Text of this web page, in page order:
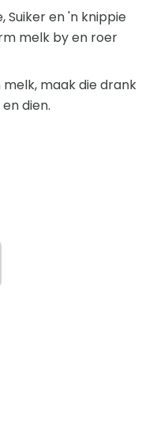
Suiker en 'n knippie
melk by en roer
maak die drank
dien.